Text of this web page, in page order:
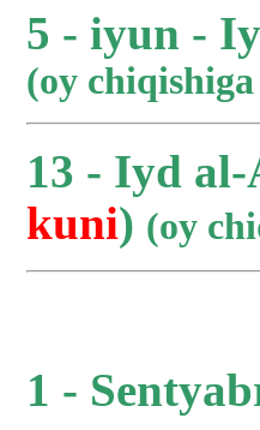
5 - iyun -
(oy
13 - Iyd
kuni) (oy
1 -